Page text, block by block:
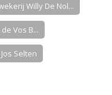
Willy De Nol...
Vos B...
Selten